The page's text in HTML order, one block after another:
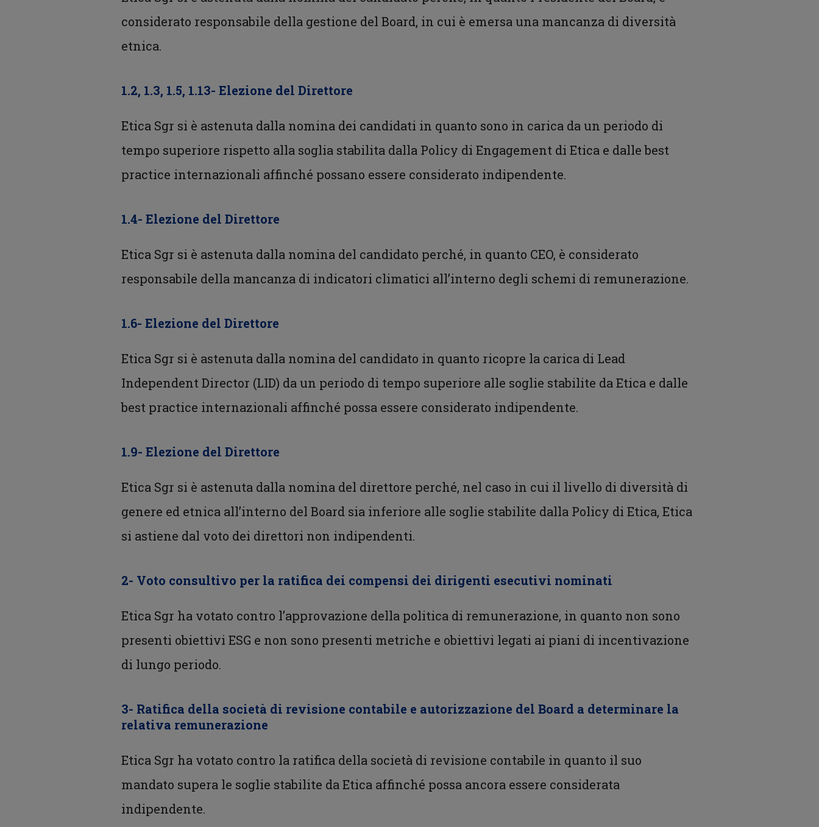
considerato responsabile della gestione del Board, in cui è emersa una mancanza di diversità
etnica.
1.2, 1.3, 1.5, 1.13- Elezione del Direttore
Etica Sgr si è astenuta dalla nomina dei candidati in quanto sono in carica da un periodo di
tempo superiore rispetto alla soglia stabilita dalla Policy di Engagement di Etica e dalle best
practice internazionali affinché possano essere considerato indipendente.
1.4- Elezione del Direttore
Etica Sgr si è astenuta dalla nomina del candidato perché, in quanto CEO, è considerato
responsabile della mancanza di indicatori climatici all’interno degli schemi di remunerazione.
1.6- Elezione del Direttore
Etica Sgr si è astenuta dalla nomina del candidato in quanto ricopre la carica di Lead
Independent Director (LID) da un periodo di tempo superiore alle soglie stabilite da Etica e dalle
best practice internazionali affinché possa essere considerato indipendente.
1.9- Elezione del Direttore
Etica Sgr si è astenuta dalla nomina del direttore perché, nel caso in cui il livello di diversità di
genere ed etnica all’interno del Board sia inferiore alle soglie stabilite dalla Policy di Etica, Etica
si astiene dal voto dei direttori non indipendenti.
2- Voto consultivo per la ratifica dei compensi dei dirigenti esecutivi nominati
Etica Sgr ha votato contro l’approvazione della politica di remunerazione, in quanto non sono
presenti obiettivi ESG e non sono presenti metriche e obiettivi legati ai piani di incentivazione
di lungo periodo.
3- Ratifica della società di revisione contabile e autorizzazione del Board a determinare la
relativa remunerazione
Etica Sgr ha votato contro la ratifica della società di revisione contabile in quanto il suo
mandato supera le soglie stabilite da Etica affinché possa ancora essere considerata
indipendente.